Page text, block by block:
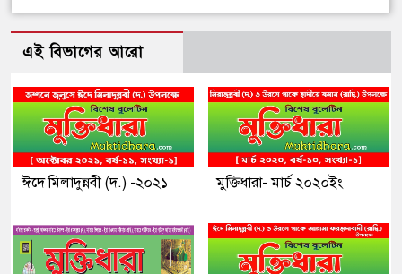
এই বিভাগের আরো
ঈদে মিলাদুন্নবী (দ.) -২০২১ মুক্তিধারা- মার্চ ২০২০ইং